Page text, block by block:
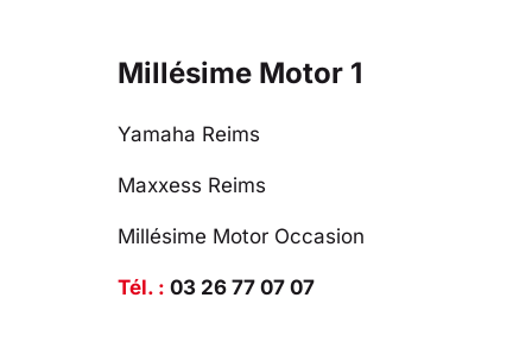
Millésime Motor 1
Yamaha Reims
Maxxess Reims
Millésime Motor Occasion
Tél. : 03 26 77 07 07